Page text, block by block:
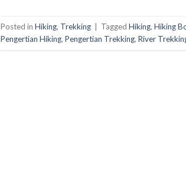
Posted in Hiking, Trekking Tagged Hiking, Hiking
Pengertian Hiking, Pengertian Trekking, River